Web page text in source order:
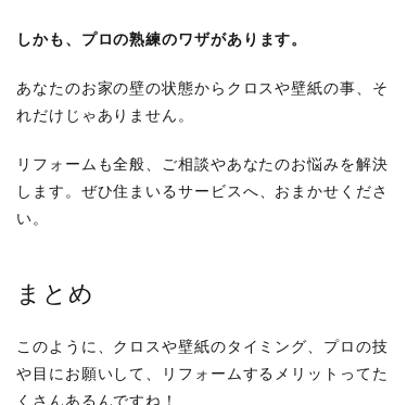
しかも、 プロの熟練のワザがあります。
あなたのお家の壁の状態からクロスや壁紙の事、そ
れだけじゃありません。
リフォームも全般、ご相談やあなたのお悩みを解決
します。 ぜひ住まいるサービスへ、おまかせくださ
い。
まとめ
このように、クロスや壁紙のタイミング、プロの技
や目にお願いして、リフォームするメリットってた
くさんあるんですね！